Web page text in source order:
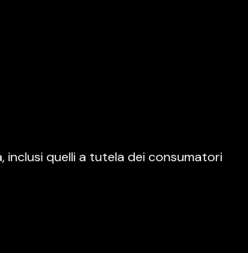
inclusi quelli a tutela dei consumatori